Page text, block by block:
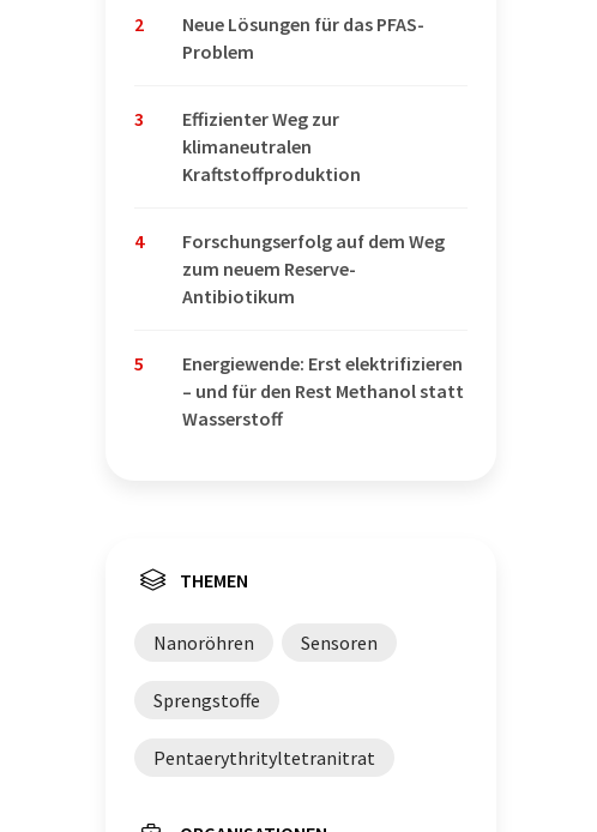
2
Neue Lösungen für das PFAS-
Problem
3
Effizienter Weg zur
klimaneutralen
Kraftstoffproduktion
4
Forschungserfolg auf dem Weg
zum neuem Reserve-
Antibiotikum
5
Energiewende: Erst elektrifizieren
– und für den Rest Methanol statt
Wasserstoff
THEMEN
Nanoröhren Sensoren
Sprengstoffe
Pentaerythrityltetranitrat